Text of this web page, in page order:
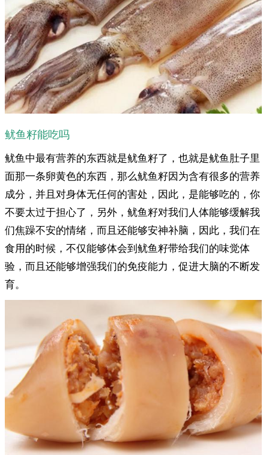
鱿鱼籽能吃吗
鱿鱼中最有营养的东西就是鱿鱼籽了，也就是鱿鱼肚子里
面那一条卵黄色的东西，那么鱿鱼籽因为含有很多的营养
成分，并且对身体无任何的害处，因此，是能够吃的，你
不要太过于担心了，另外，鱿鱼籽对我们人体能够缓解我
们焦躁不安的情绪，而且还能够安神补脑，因此，我们在
食用的时候，不仅能够体会到鱿鱼籽带给我们的味觉体
验，而且还能够增强我们的免疫能力，促进大脑的不断发
育。